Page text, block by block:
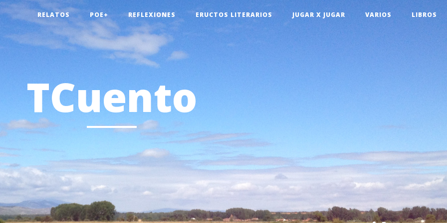
RELATOS POE+ REFLEXIONES ERUCTOS LITERARIOS JUGAR X JUGAR VARIOS LIBROS
TCuento